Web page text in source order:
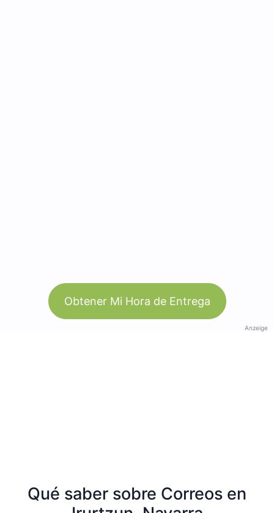
Obtener Mi Hora de Entrega
Anzeige
Qué saber sobre Correos en